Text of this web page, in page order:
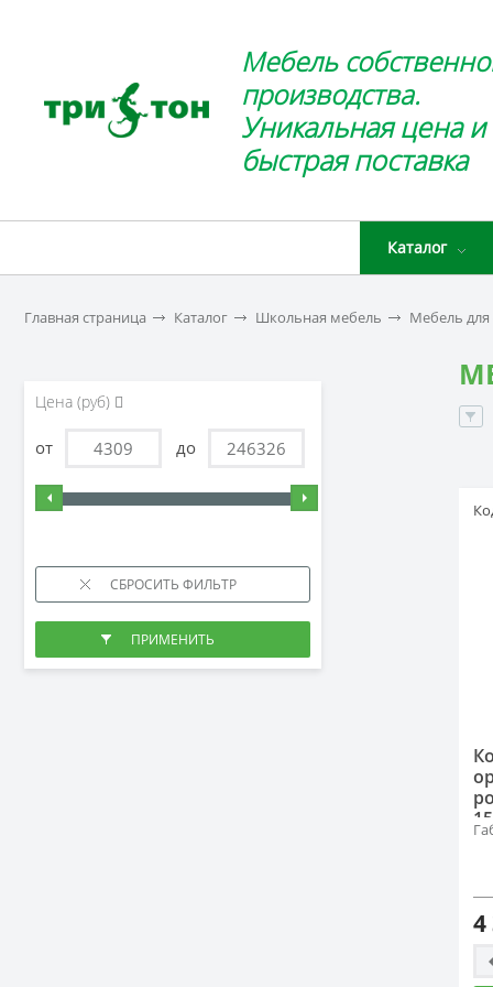
Мебель
производства.
Уникальная цена и
быстрая поставка
Каталог
Главная страница Каталог Школьная мебель Мебель
Цена (руб)
от до
4